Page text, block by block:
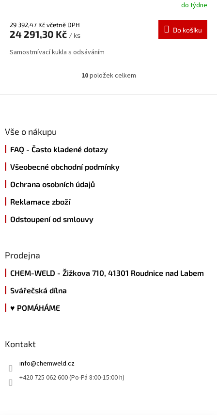
do týdne
29 392,47 Kč včetně DPH
24 291,30 Kč / ks
Do košíku
Samostmívací kukla s odsáváním
O
l
v
10položek celkem
Vše o nákupu
FAQ - Často kladené dotazy
Všeobecné obchodní podmínky
Ochrana osobních údajů
Reklamace zboží
Odstoupení od smlouvy
Prodejna
CHEM-WELD - Žižkova 710, 41301 Roudnice nad Labem
Svářečská dílna
♥ POMÁHÁME
Kontakt
info@chemweld.cz
+420 725 062 600 (Po-Pá 8:00-15:00 h)